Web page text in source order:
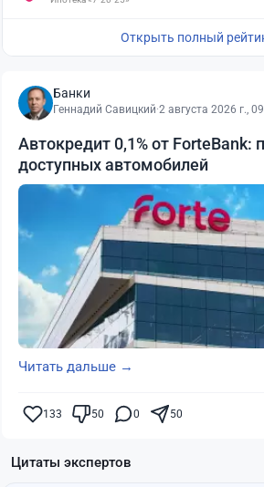
Открыть полный
Банки
Геннадий Савицкий·2 августа 2026 г.,
Автокредит 0,1% от ForteBank:
доступных автомобилей
Читать дальше →
133 50 0 50
Цитаты экспертов